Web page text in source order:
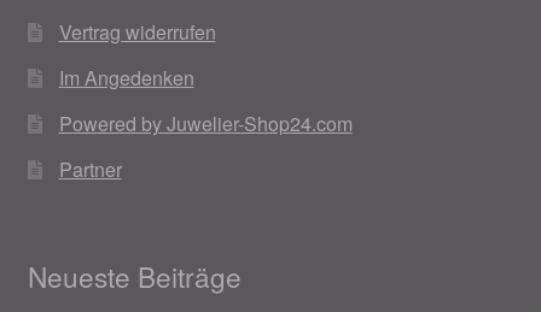
Vertrag widerrufen
Im Angedenken
Powered by Juwelier-Shop24.com
Partner
Neueste Beiträge